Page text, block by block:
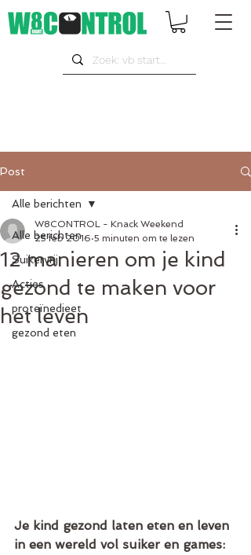
Post
Alle berichten
Suikervrij
Acties
proteïnedieet
gezond eten
Alle berichten
12 manieren om je kind
gezond te maken voor
het leven
W8CONTROL - Knack Weekend
25 feb 2016 5 minuten om te lezen
Je kind gezond laten eten en leven
in een wereld vol suiker en games: